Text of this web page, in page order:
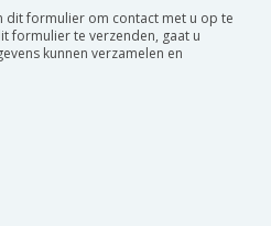
dit formulier om contact met u op te
formulier te verzenden, gaat u
kunnen verzamelen en